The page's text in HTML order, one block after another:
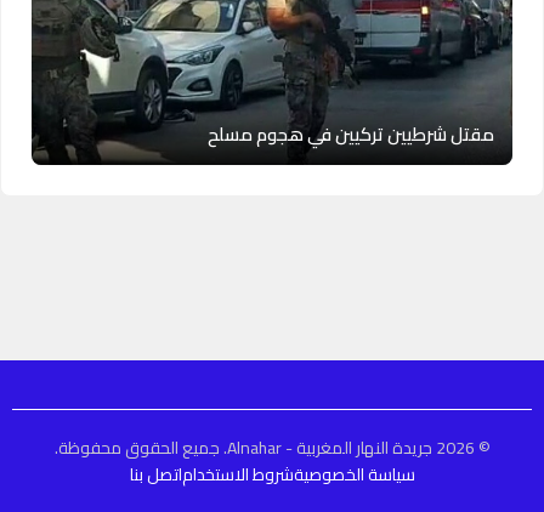
مقتل شرطيين تركيين في هجوم مسلح
© 2026 جريدة النهار المغربية - Alnahar. جميع الحقوق محفوظة.
سياسة الخصوصيةشروط الاستخداماتصل بنا